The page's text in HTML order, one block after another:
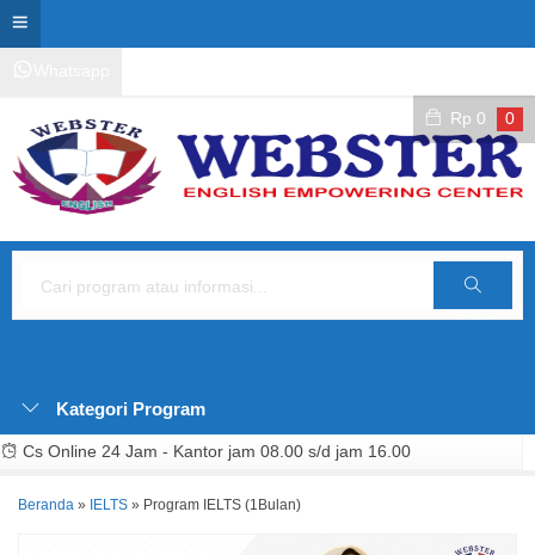
Rp 0 0
Cari
Kategori Program
Cs Online 24 Jam - Kantor jam 08.00 s/d jam 16.00
Beranda » IELTS » Program IELTS (1Bulan)